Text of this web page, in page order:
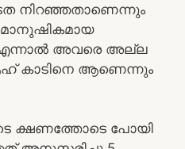
നിറഞ്ഞതാണെന്നും
എന്നാൽ അവരെ അല്ല
കാടിനെ ആണെന്നും
ക്ഷണത്തോടെ പോയി